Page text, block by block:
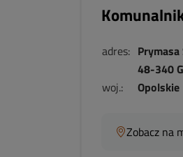
adres:
48-340
woj.:
Opolskie
Zobacz na